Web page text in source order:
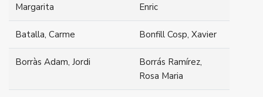
Margarita
Enric
Batalla, Carme Bonfill Cosp, Xavier
Borràs Adam, Jordi
Borrás Ramírez,
Rosa Maria